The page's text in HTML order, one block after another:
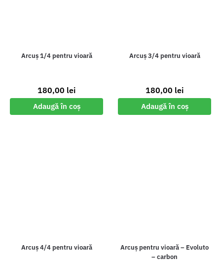
Arcuș 1/4 pentru vioară
180,00 lei
Adaugă în coș
Arcuș 3/4 pentru vioară
180,00 lei
Adaugă în coș
Arcuș 4/4 pentru vioară
Arcuș pentru vioară – Evoluto
– carbon